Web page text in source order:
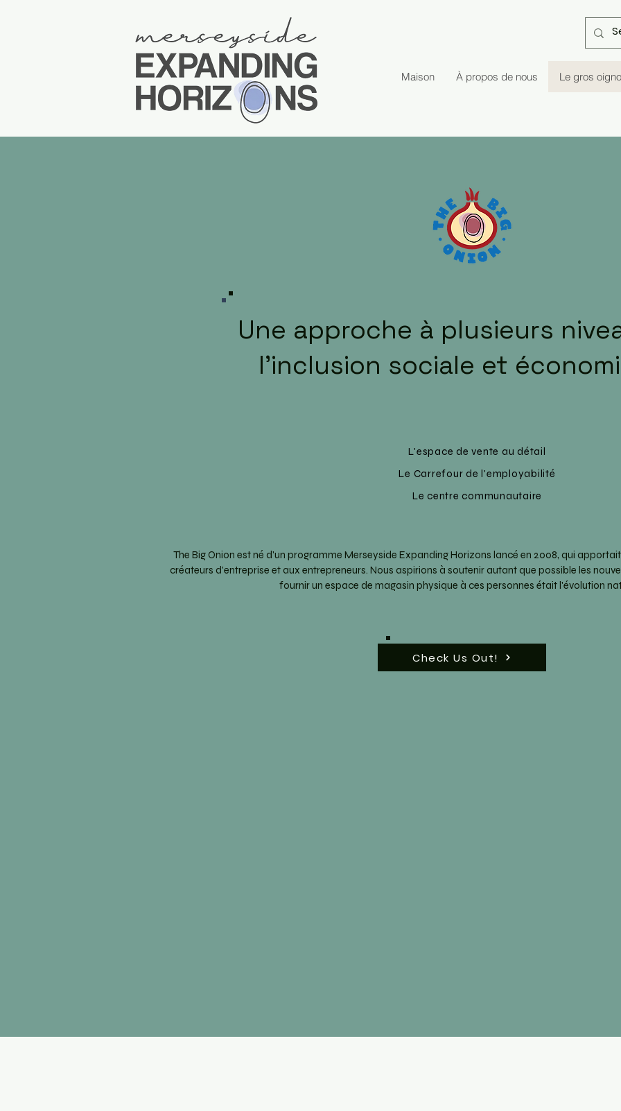
Maison À propos de nous Le gros
Une approche à plusieurs
l'inclusion sociale et
L'espace de vente au détail
Le Carrefour de l'employabilité
Le centre communautaire
The Big Onion est né d'un programme Merseyside Expanding Horizons lancé en 2008, qui
créateurs d'entreprise et aux entrepreneurs. Nous aspirions à soutenir autant que possible les
fournir un espace de magasin physique à ces personnes était l'évolution
Check Us Out!